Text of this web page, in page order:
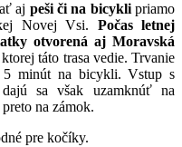
aj peši či na bicyklipriamo
Novej Vsi. Počas letnej
otvorená aj Moravská
táto trasa vedie. Trvanie
5 minút na bicykli. Vstup s
sa však uzamknúť na
na zámok.
pre kočíky.